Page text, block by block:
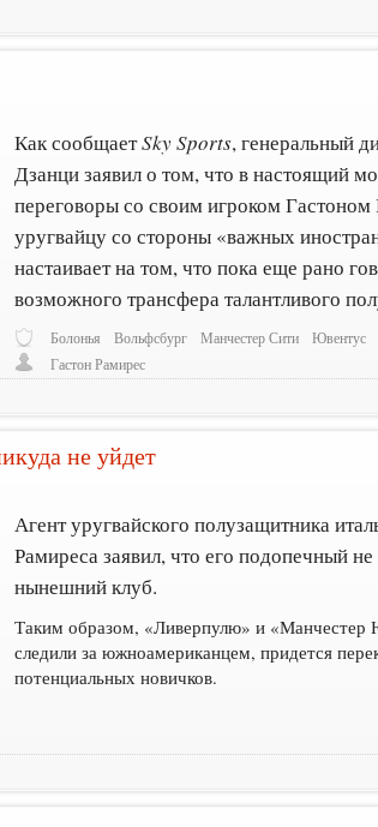
Как сообщаетSky Sports, генеральный
Дзанци заявил о том, что в настоящий
переговоры со своим игроком
уругвайцу со стороны «важных
настаивает на том, что пока еще рано
возможного трансфера талантливого
Болонья Вольфсбург Манчестер Сити
Ювентус
Гастон Рамирес
не уйдет
Агент уругвайского полузащитника
Рамиреса заявил, что его подопечный
нынешний клуб.
Таким образом, «Ливерпулю» и «Манчестер
следили за южноамериканцем, придется
потенциальных новичков.